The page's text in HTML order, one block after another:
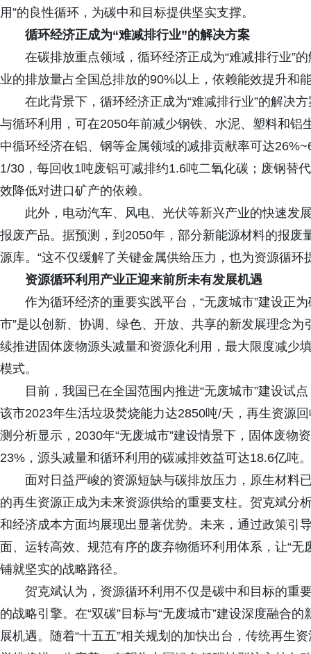
用”的良性循环，为碳中和目标提供坚实支撑。
循环经济正成为“难减排行业”的解决方案
在碳排放重点领域，循环经济正成为“难减排行业”
业的排放量占全国总排放的90%以上，依赖能效提升和
在此背景下，循环经济正成为“难减排行业”的解决
与循环利用，可在2050年前减少钢铁、水泥、塑料和
中循环经济在铝、钢等金属领域的减排贡献率可达
1/30，每回收1吨废铝可减排约1.6吨二氧化碳；废钢替
效降低对进口矿产的依赖。
此外，电动汽车、风电、光伏等新兴产业的快速发
报废产品。据预测，到2050年，部分新能源材料的报废
源库。“这不仅缓解了关键金属供给压力，也为资源循环
资源循环利用产业正迎来前所未有发展机遇
作为循环经济的重要实践平台，“无废城市”建设正
市”是以创新、协调、绿色、开放、共享的新发展理念
续推进固体废物源头减量和资源化利用，最大限度减少
模式。
目前，我国已在全国范围内推进“无废城市”建设试
该市2023年生活垃圾焚烧能力达2850吨/天，再生资源
测分析显示，2030年“无废城市”建设情景下，固体废物
23%，源头减量和循环利用的碳减排效益可达18.6亿吨。
面对日益严峻的资源短缺与碳排放压力，原生材料
的再生资源正成为未来资源供给的重要支柱。贺克斌分
和经济成本方面均展现出显著优势。未来，通过政策引
面、运转高效、规范有序的废弃物循环利用体系，让“
铺就坚实的战略路径。
贺克斌认为，资源循环利用不仅是碳中和目标的重
的战略引擎。在“双碳”目标与“无废城市”建设深度融合
展机遇。随着“十五五”相关规划的加快出台，传统再生